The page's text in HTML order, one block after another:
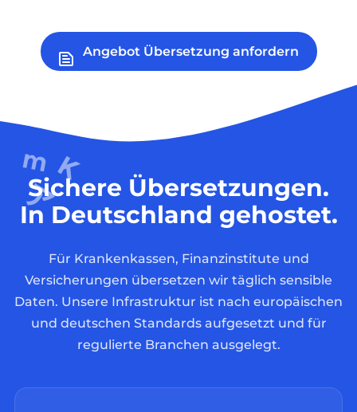
Angebot Übersetzung anfordern
Sichere Übersetzungen.
In Deutschland gehostet.
Für Krankenkassen, Finanzinstitute und
Versicherungen übersetzen wir täglich sensible
Daten. Unsere Infrastruktur ist nach europäischen
und deutschen Standards aufgesetzt und für
regulierte Branchen ausgelegt.